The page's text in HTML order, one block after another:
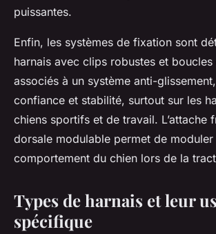
puissantes.
Enfin, les systèmes de fixation sont
harnais avec clips robustes et boucles
associés à un système anti-
confiance et stabilité, surtout sur les
chiens sportifs et de travail. L’attache
dorsale modulable permet de
comportement du chien lors de la
Types de harnais et leur
spécifique